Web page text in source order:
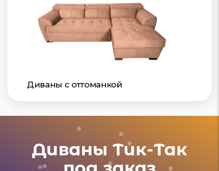
Диваны с оттоманкой
Диваны Тик-Так